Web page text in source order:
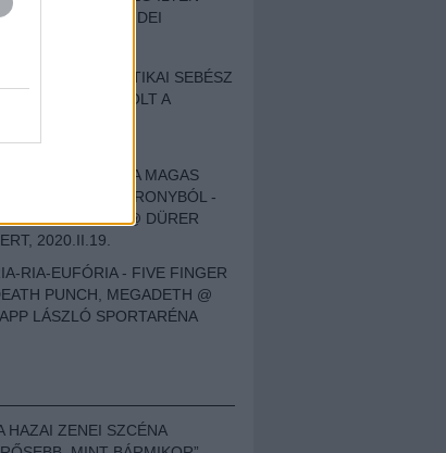
AZ IDEI
EGY HALLÁSPLASZTIKAI SEBÉSZ
NAPLÓJA - ILYEN VOLT A
MÉLY FÉRFIBÁNAT A MAGAS
ELEFÁNTCSONTTORONYBÓL -
LEPROUS, KLONE @ DÜRER
2020.II.19.
RIA-EUFÓRIA - FIVE FINGER
PUNCH, MEGADETH @
LÁSZLÓ SPORTARÉNA
HAZAI ZENEI SZCÉNA